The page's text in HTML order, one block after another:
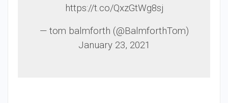
https://t.co/QxzGtWg8sj
— tom balmforth (@BalmforthTom)
January 23, 2021